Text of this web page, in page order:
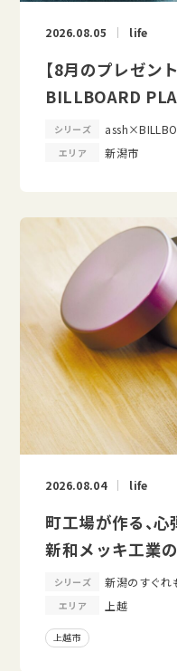
2026.08.05 life
【8月のプレゼ
BILLBOARD
シリーズ
エリア 新潟市
2026.08.04 life
町工場が作る、
新和メッキ工業
シリーズ 新潟のすぐれ
エリア 上越
上越市